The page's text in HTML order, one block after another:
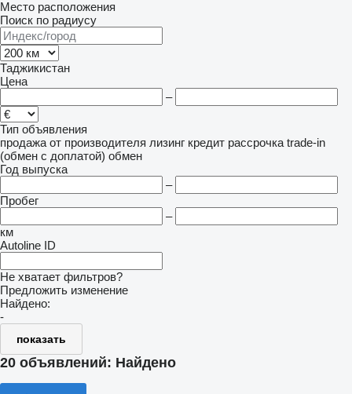
Место расположения
Поиск по радиусу
Таджикистан
Цена
–
Тип объявления
продажа от производителя лизинг кредит рассрочка trade-in
(обмен с доплатой) обмен
Год выпуска
–
Пробег
–
км
Autoline ID
Не хватает фильтров?
Предложить изменение
Найдено:
-
показать
20 объявлений: Найдено